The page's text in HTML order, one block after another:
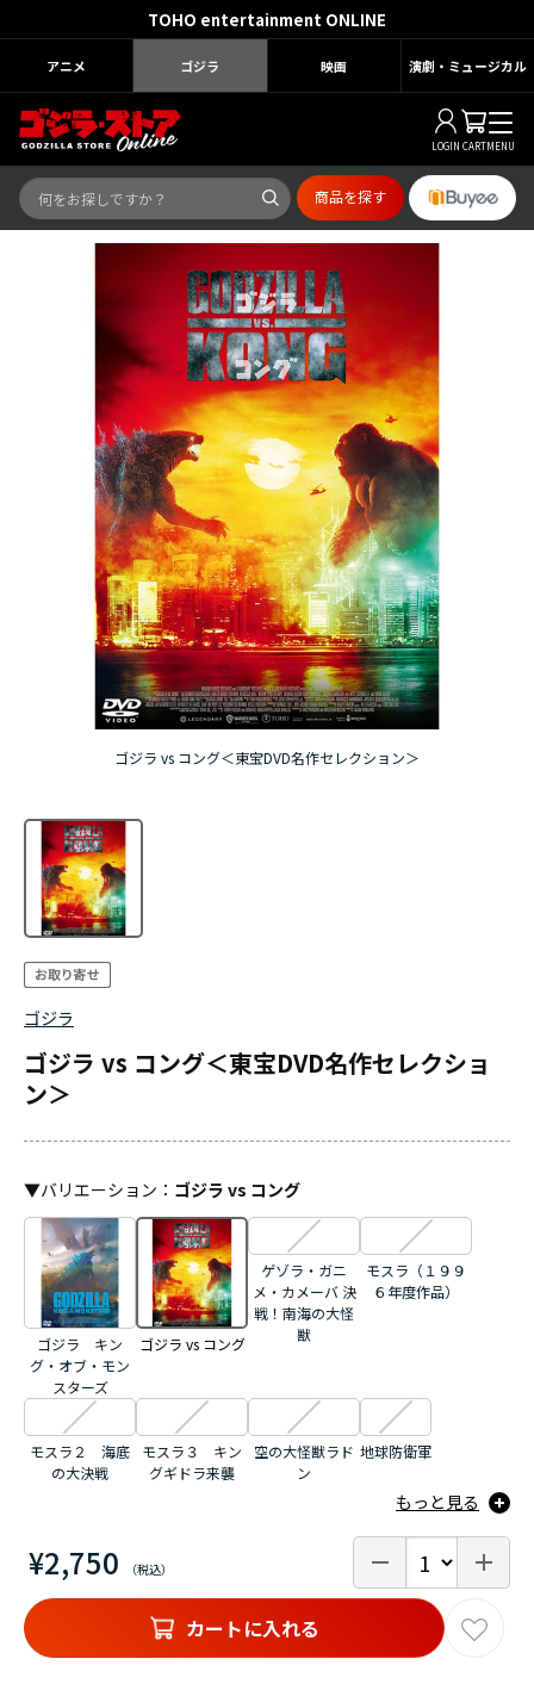
TOHO entertainment ONLINE
アニメ ゴジラ 映画 演劇・ミュージカル
LOGIN CARTMENU
商品を探す
ゴジラ vs コング＜東宝DVD名作セレクション＞
ゴジラ
ゴジラ vs コング＜東宝DVD名作セレクショ
ン＞
¥2,750
▼バリエーション ： ゴジラ vs コング
ゴジラ キン
グ・オブ・モン
スターズ
ゴジラ vs コング
ゲゾラ・ガニ
メ・カメーバ 決
戦！南海の大怪
獣
モスラ（１９９
６年度作品）
モスラ２ 海底
の大決戦
モスラ３ キン
グギドラ来襲
空の大怪獣ラド
ン
地球防衛軍
もっと見る
カートに入れる